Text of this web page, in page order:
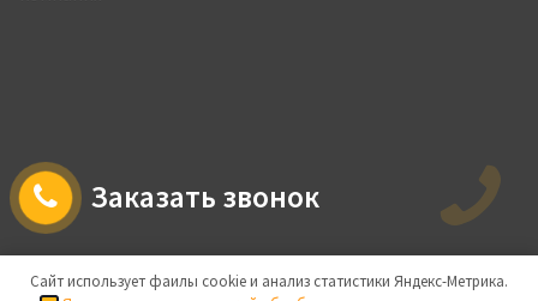
Заказать звонок
Сайт использует фаилы cookie и анализ статистики Яндекс-Метрика.